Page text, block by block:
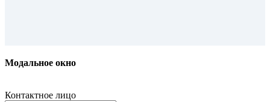
Модальное окно
Контактное лицо